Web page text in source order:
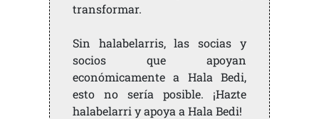
transformar.
Sin halabelarris, las socias y
socios que apoyan
económicamente a Hala Bedi,
esto no sería posible. ¡Hazte
halabelarri y apoya a Hala Bedi!